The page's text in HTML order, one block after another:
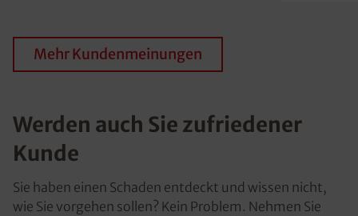
Mehr Kundenmeinungen
Werden auch Sie zufriedener
Kunde
Sie haben einen Schaden entdeckt und wissen nicht,
wie Sie vorgehen sollen? Kein Problem. Nehmen Sie